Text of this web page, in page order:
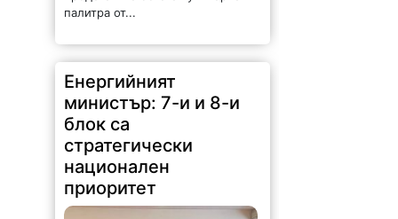
палитра от...
Енергийният
министър: 7-и и 8-и
блок са
стратегически
национален
приоритет